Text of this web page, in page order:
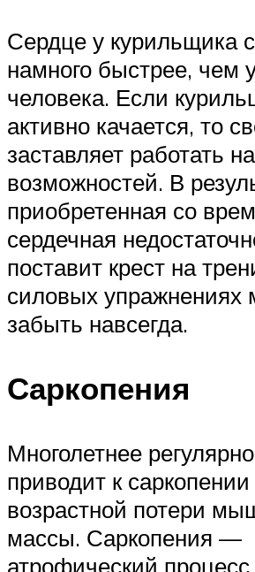
Сердце у курильщика
намного быстрее, чем
человека. Если
активно качается, то
заставляет работать
возможностей. В
приобретенная со
сердечная
поставит крест на
силовых упражнениях
забыть навсегда.
Саркопения
Многолетнее
приводит к
возрастной потери
массы. Саркопения —
атрофический процесс,